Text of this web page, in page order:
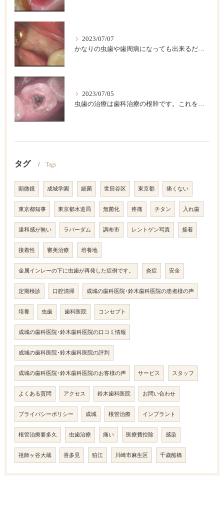
2023/07/07
かなりの虫歯や歯周病になっても出来るだけ歯は保存したいですが、歯をどうしても抜かなければならない場合があります。このような時に伝統的な入れ歯やブリッジなどによって欠損部を回復する方法がありますが、条件が合えば、インプラント治療が一番具合が良い治療法です。
2023/07/05
虫歯の治療は歯科治療の根幹です。これを精密にして歯の寿命を長くしましょう。
タグ Tags
顕微鏡 成城学園 細菌 世田谷区 東京都 痛くない
東京都知事 東京都水道局 無菌化 疼痛 チタン 入れ歯
違和感が無い ラバーダム 調布市 レントゲン写真 接着
接着性 審美治療 培養地
金属インレーの下に虫歯が再発した症例です。 炎症 安全
定期検診 口腔清掃 成城の歯科医院･鈴木歯科医院の患者様の声
培養 虫歯 歯科医院 コンセプト
成城の歯科医院･鈴木歯科医院の口コミ情報
成城の歯科医院･鈴木歯科医院の評判
成城の歯科医院･鈴木歯科医院のお客様の声 サービス スタッフ
よくある質問 アクセス 鈴木歯科医院 お問い合わせ
プライバシーポリシー 成城 根管治療 インプラント
根管治療要多久 虫歯治療 痛い 医療費控除 感染
祖師ヶ谷大蔵 喜多見 狛江 川崎市麻生区 千歳船橋